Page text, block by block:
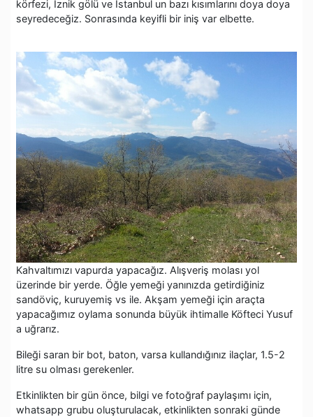
körfezi, İznik gölü ve İstanbul un bazı kısımlarını doya doya
seyredeceğiz. Sonrasında keyifli bir iniş var elbette.
Kahvaltımızı vapurda yapacağız. Alışveriş molası yol
üzerinde bir yerde. Öğle yemeği yanınızda getirdiğiniz
sandöviç, kuruyemiş vs ile. Akşam yemeği için araçta
yapacağımız oylama sonunda büyük ihtimalle Köfteci Yusuf
a uğrarız.
Bileği saran bir bot, baton, varsa kullandığınız ilaçlar, 1.5-2
litre su olması gerekenler.
Etkinlikten bir gün önce, bilgi ve fotoğraf paylaşımı için,
whatsapp grubu oluşturulacak, etkinlikten sonraki günde